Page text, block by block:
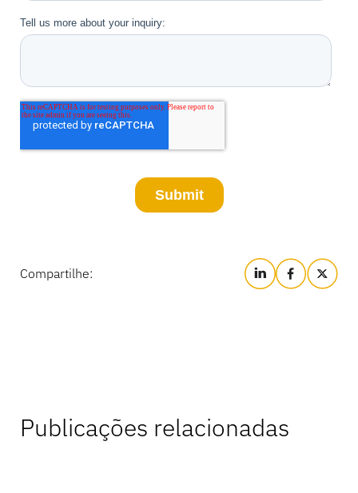
Compartilhe:
Publicações relacionadas